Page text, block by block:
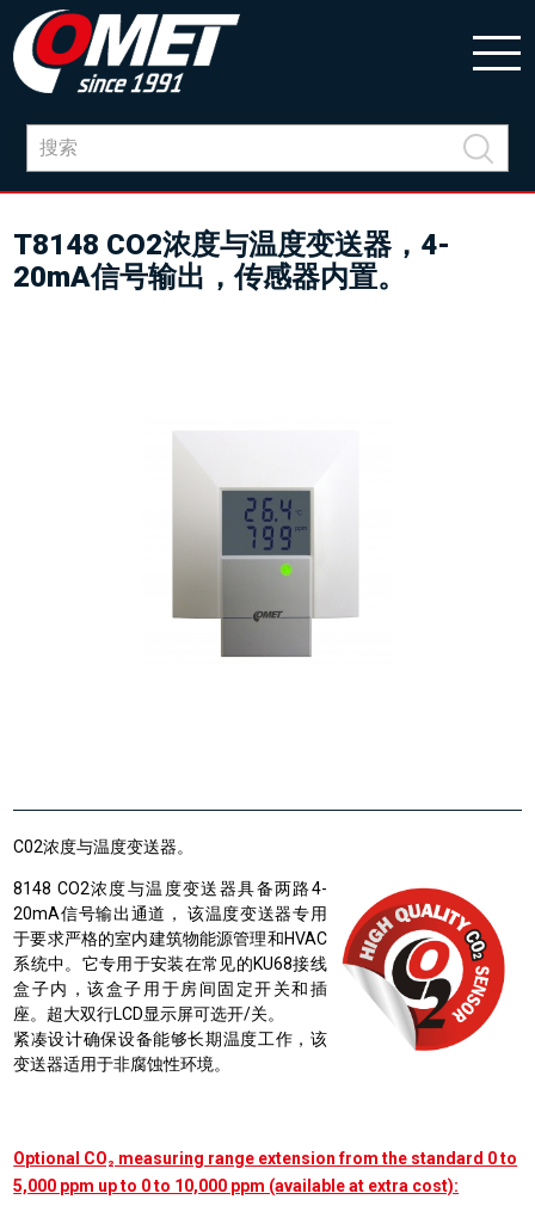
T8148 CO2浓度与温度变送器，4-
20mA信号输出，传感器内置。
C02浓度与温度变送器。
8148 CO2浓度与温度变送器具备两路4-
20mA信号输出通道， 该温度变送器专用
于要求严格的室内建筑物能源管理和HVAC
系统中。它专用于安装在常见的KU68接线
盒子内，该盒子用于房间固定开关和插
座。超大双行LCD显示屏可选开/关。
紧凑设计确保设备能够长期温度工作，该
变送器适用于非腐蚀性环境。
Optional CO₂ measuring range extension from the standard 0 to
5,000 ppm up to 0 to 10,000 ppm (available at extra cost):